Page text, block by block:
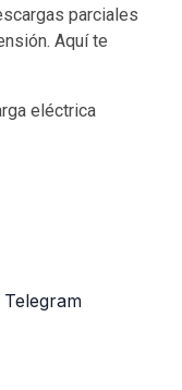
parciales
Aquí te
Telegram